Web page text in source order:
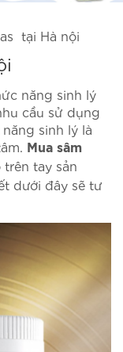
tại Hà nội
năng sinh lý
cầu sử dụng
sinh lý là
Mua sâm
tay sản
dưới đây sẽ tư